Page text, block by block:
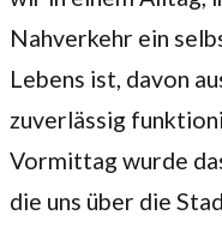
Nahverkehr ein
Lebens ist, davon
zuverlässig
Vormittag wurde
die uns über die